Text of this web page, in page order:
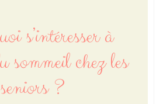
s’intéresser à
sommeil chez les
seniors ?